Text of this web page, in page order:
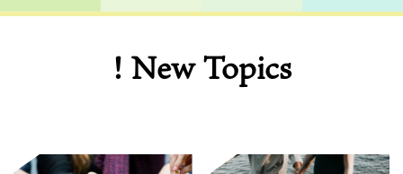
! New Topics